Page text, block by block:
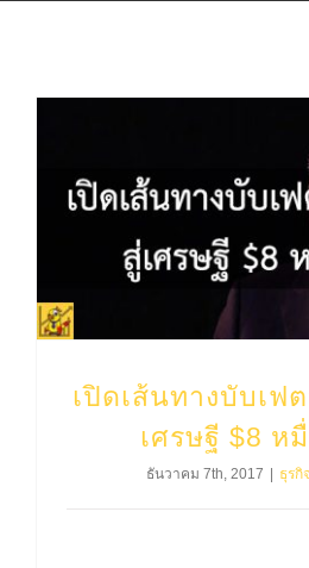
เปิดเส้นทางบับเฟ
เศรษฐี $8 ห
ธันวาคม 7th, 2017 | ธุรกิ